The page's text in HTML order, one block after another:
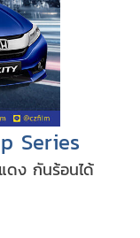
Series
ดง กันร้อนได้